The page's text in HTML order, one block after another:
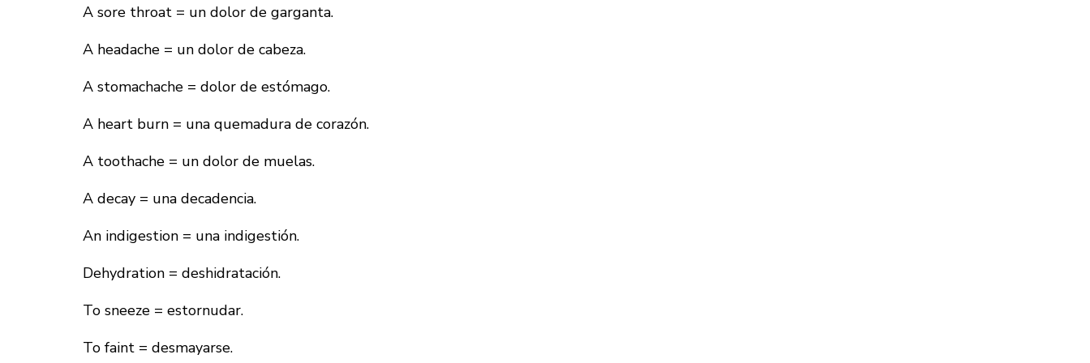
A sore throat = un dolor de garganta.
A headache = un dolor de cabeza.
A stomachache = dolor de estómago.
A heart burn = una quemadura de corazón.
A toothache = un dolor de muelas.
A decay = una decadencia.
An indigestion = una indigestión.
Dehydration = deshidratación.
To sneeze = estornudar.
To faint = desmayarse.